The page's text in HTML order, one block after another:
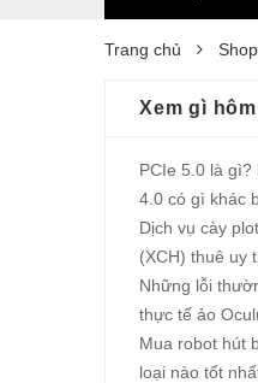
Trang chủ Shop
Xem gì
PCIe 5.0 là gì?
4.0 có gì khác
Dịch vụ cày
(XCH) thuê uy
Những lỗi
thực tế ảo
Mua robot hút
loại nào tốt